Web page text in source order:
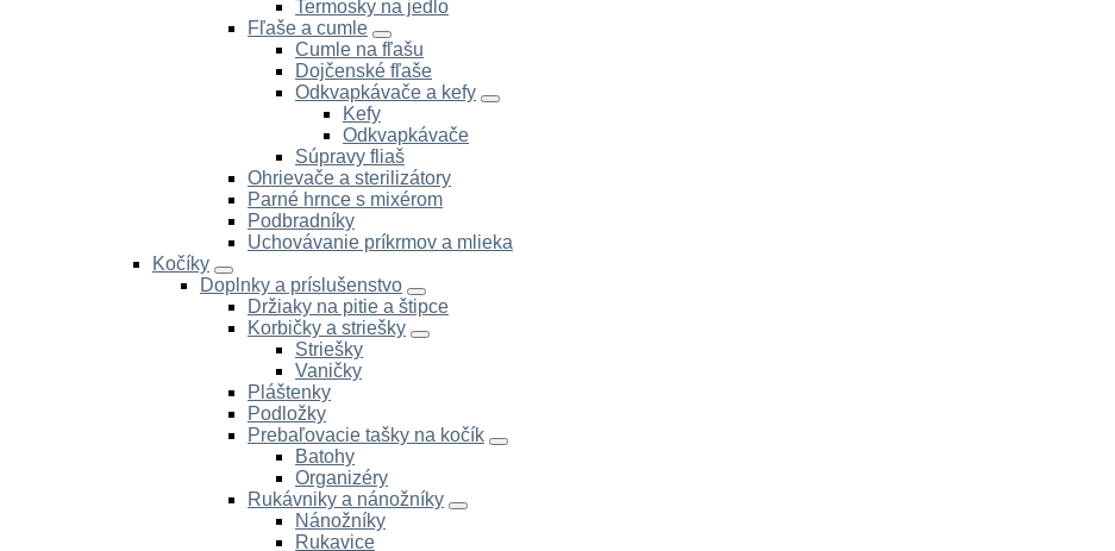
Termosky na jedlo
Fľaše a cumle
Cumle na fľašu
Dojčenské fľaše
Odkvapkávače a kefy
Kefy
Odkvapkávače
Súpravy fliaš
Ohrievače a sterilizátory
Parné hrnce s mixérom
Podbradníky
Uchovávanie príkrmov a mlieka
Kočíky
Doplnky a príslušenstvo
Držiaky na pitie a štipce
Korbičky a striešky
Striešky
Vaničky
Pláštenky
Podložky
Prebaľovacie tašky na kočík
Batohy
Organizéry
Rukávniky a nánožníky
Nánožníky
Rukavice